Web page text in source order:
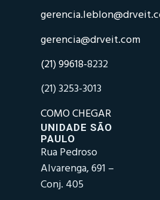
gerencia@drveit.com
(21) 99618-8232
(21) 3253-3013
COMO CHEGAR
UNIDADE SÃO
PAULO
Rua Pedroso
Alvarenga, 691 –
Conj. 405